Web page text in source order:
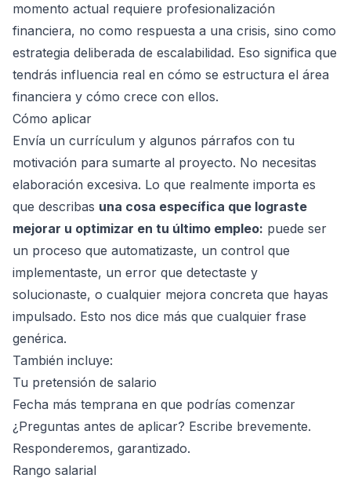
momento actual requiere profesionalización
financiera, no como respuesta a una crisis, sino como
estrategia deliberada de escalabilidad. Eso significa que
tendrás influencia real en cómo se estructura el área
financiera y cómo crece con ellos.
Cómo aplicar
Envía un currículum y algunos párrafos con tu
motivación para sumarte al proyecto. No necesitas
elaboración excesiva. Lo que realmente importa es
que describas una cosa específica que lograste
mejorar u optimizar en tu último empleo: puede ser
un proceso que automatizaste, un control que
implementaste, un error que detectaste y
solucionaste, o cualquier mejora concreta que hayas
impulsado. Esto nos dice más que cualquier frase
genérica.
También incluye:
Tu pretensión de salario
Fecha más temprana en que podrías comenzar
¿Preguntas antes de aplicar? Escribe brevemente.
Responderemos, garantizado.
Rango salarial